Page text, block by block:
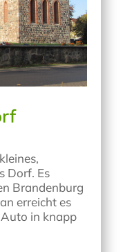
Dorf. Es
Brandenburg
erreicht es
in knapp